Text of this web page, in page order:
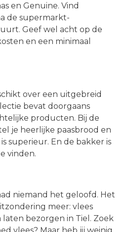
en Genuine. Vind
de supermarkt-
Geef wel acht op de
en een minimaal
over een uitgebreid
bevat doorgaans
producten. Bij de
je heerlijke paasbrood en
superieur. En de bakker is
vinden.
niemand het geloofd. Het
meer: vlees
bezorgen in Tiel. Zoek